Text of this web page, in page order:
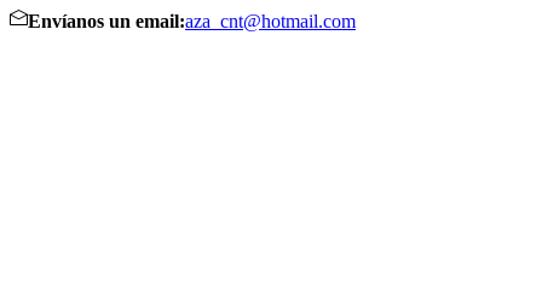
Envíanos un email:aza_cnt@hotmail.com